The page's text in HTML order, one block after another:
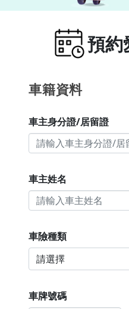
預約
車籍資料
車主身分證/居留證
車主姓名
車險種類
車牌號碼